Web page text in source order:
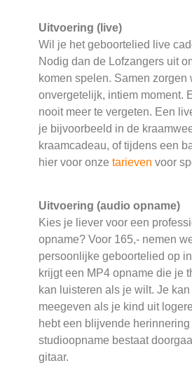
Uitvoering (live)
Wil je het geboortelied live
Nodig dan de Lofzangers uit
komen spelen. Samen zorgen
onvergetelijk, intiem moment.
nooit meer te vergeten. Een
je bijvoorbeeld in de
kraamcadeau, of tijdens een
hier voor onze tarieven voor
Uitvoering (audio opname)
Kies je liever voor een
opname? Voor 165,- nemen
persoonlijke geboortelied op
krijgt een MP4 opname die je
kan luisteren als je wilt. Je
meegeven als je kind uit
hebt een blijvende herinnering
studioopname bestaat
gitaar.